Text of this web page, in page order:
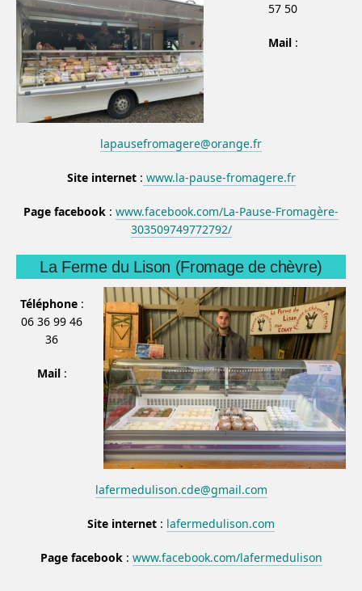
57 50
Mail:
lapausefromagere@orange.fr
Site internet: www.la-pause-fromagere.fr
Page facebook : www.facebook.com/La-Pause-Fromagère-
303509749772792/
La Ferme du Lison (Fromage de chèvre)
Téléphone:
06 36 99 46
36
Mail:
lafermedulison.cde@gmail.com
Site internet : lafermedulison.com
Page facebook: www.facebook.com/lafermedulison